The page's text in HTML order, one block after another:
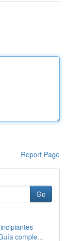
Report Page
Go
comple...